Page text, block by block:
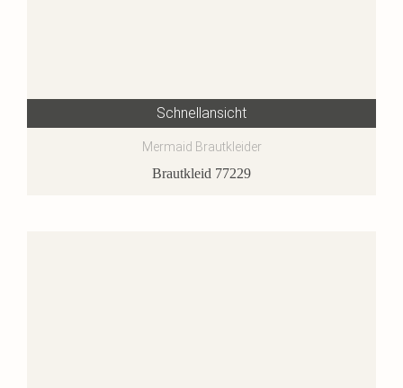
Schnellansicht
Mermaid Brautkleider
Brautkleid 77229